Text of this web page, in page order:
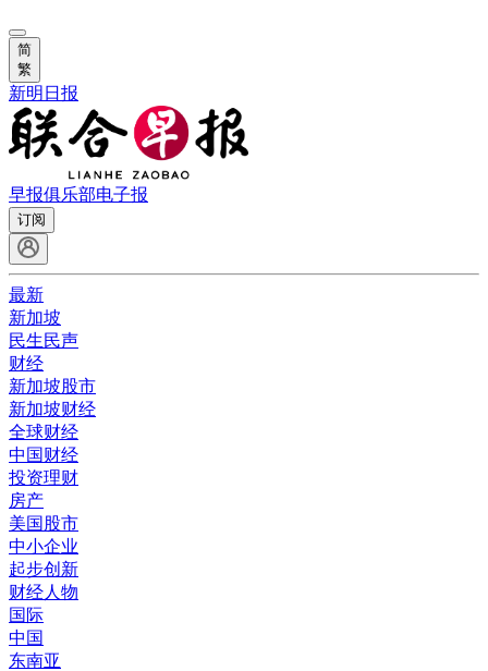
简
繁
新明日报
早报俱乐部电子报
订阅
最新
新加坡
民生民声
财经
新加坡股市
新加坡财经
全球财经
中国财经
投资理财
房产
美国股市
中小企业
起步创新
财经人物
国际
中国
东南亚